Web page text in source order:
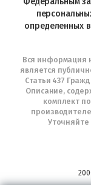
определенных в
Вся информация
является
Статьи 437
Описание,
комплект